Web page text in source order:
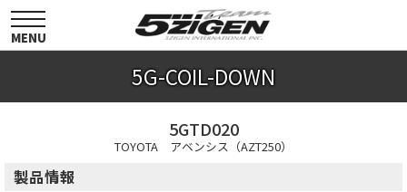
toggle
navigation
MENU
5G-COIL-DOWN
5GTD020
TOYOTA アベンシス（AZT250）
製品情報